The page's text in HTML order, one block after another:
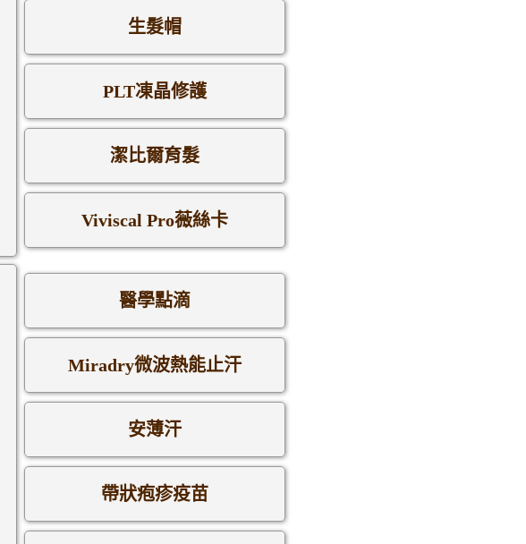
生髮帽
PLT凍晶修護
潔比爾育髮
Viviscal Pro薇絲卡
醫學點滴
Miradry微波熱能止汗
安薄汗
帶狀疱疹疫苗